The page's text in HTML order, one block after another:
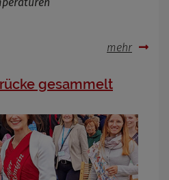
mehr
gesammelt